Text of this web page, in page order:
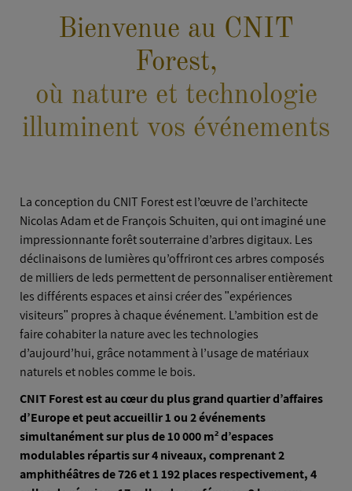
ESPACES
ACTUALITÉS
SOLUTIONS
RÉALISATIONS
Bienvenue au CNIT
Forest,
où nature et technologie
illuminent vos événements
La conception du CNIT Forest est l’œuvre de l’architecte
Nicolas Adam et de François Schuiten, qui ont imaginé une
impressionnante forêt souterraine d’arbres digitaux. Les
déclinaisons de lumières qu’offriront ces arbres composés
de milliers de leds permettent de personnaliser entièrement
les différents espaces et ainsi créer des ʺexpériences
visiteursʺ propres à chaque événement. L’ambition est de
faire cohabiter la nature avec les technologies
d’aujourd’hui, grâce notamment à l’usage de matériaux
naturels et nobles comme le bois.
CNIT Forest est au cœur du plus grand quartier d’affaires
d’Europe et peut accueillir 1 ou 2 événements
simultanément sur plus de 10 000 m² d’espaces
modulables répartis sur 4 niveaux, comprenant 2
amphithéâtres de 726 et 1 192 places respectivement, 4